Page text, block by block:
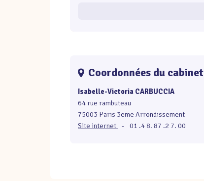
Coordonnées du cabinet
Isabelle-Victoria CARBUCCIA
64 rue rambuteau
75003 Paris 3eme Arrondissement
Site internet
- 01 .4 8. 87 .2 7. 00